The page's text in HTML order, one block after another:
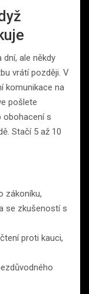
ale někdy
vrátí později. V
komunikace na
pošlete
obohacení s
Stačí 5 až 10
zákoníku,
se zkušeností s
proti kauci,